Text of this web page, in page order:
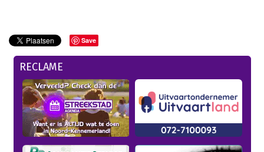
Save
RECLAME